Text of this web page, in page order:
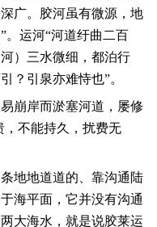
广。胶河虽有微源，地
。运河“河道纡曲二百
）三水微细，都泊行
？引泉亦难恃也”。
崩岸而淤塞河道，屡修
，不能持久，扰费无
地地道道的、靠沟通陆
海平面，它并没有沟通
大海水，就是说胶莱运